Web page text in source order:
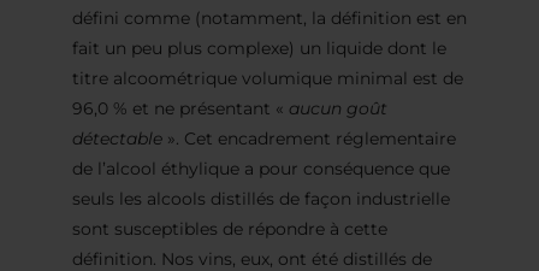
défini comme (notamment, la définition est en
fait un peu plus complexe) un liquide dont le
titre alcoométrique volumique minimal est de
96,0 % et ne présentant « aucun goût
détectable ». Cet encadrement réglementaire
de l’alcool éthylique a pour conséquence que
seuls les alcools distillés de façon industrielle
sont susceptibles de répondre à cette
définition. Nos vins, eux, ont été distillés de